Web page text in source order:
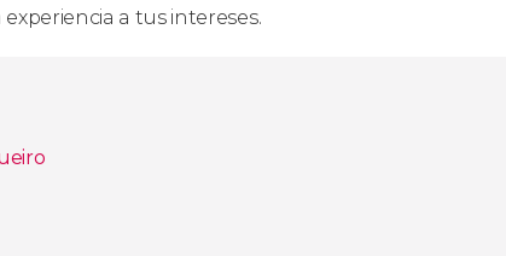
a tus intereses.